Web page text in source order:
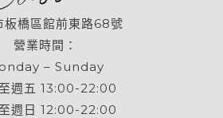
板橋區館前東路68號
營業時間：
– Sunday
週五 13:00-22:00
週日 12:00-22:00